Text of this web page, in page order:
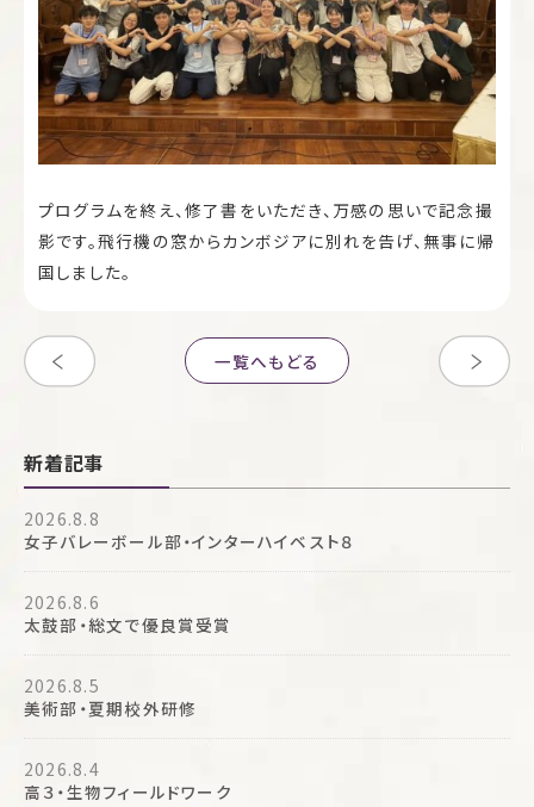
プログラムを終え、修了書をいただき、万感の思いで記念撮
影です。飛行機の窓からカンボジアに別れを告げ、無事に帰
国しました。
一覧へもどる
新着記事
2026.8.8
女子バレーボール部・インターハイベスト８
2026.8.6
太鼓部・総文で優良賞受賞
2026.8.5
美術部・夏期校外研修
2026.8.4
高３・生物フィールドワーク